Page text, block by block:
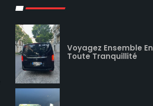
Voyagez Ensemble En
Toute Tranquillité